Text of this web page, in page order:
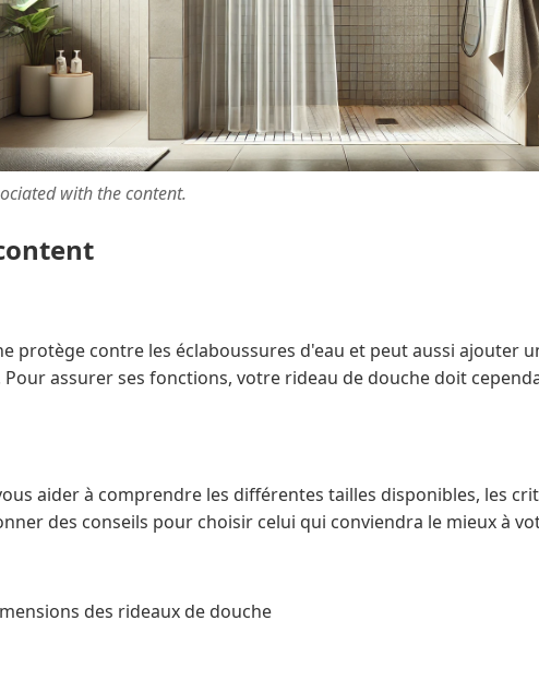
with the content.
protège contre les éclaboussures d'eau et peut aussi ajouter
Pour assurer ses fonctions, votre rideau de douche doit
aider à comprendre les différentes tailles disponibles, les
des conseils pour choisir celui qui conviendra le mieux à
des rideaux de douche